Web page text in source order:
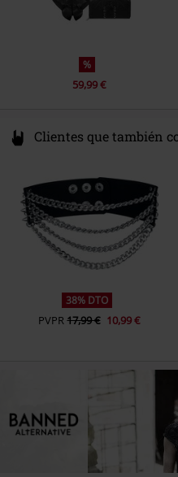
%
59,99 €
Clientes que también
38% DTO
PVPR17,99 € 10,99 €